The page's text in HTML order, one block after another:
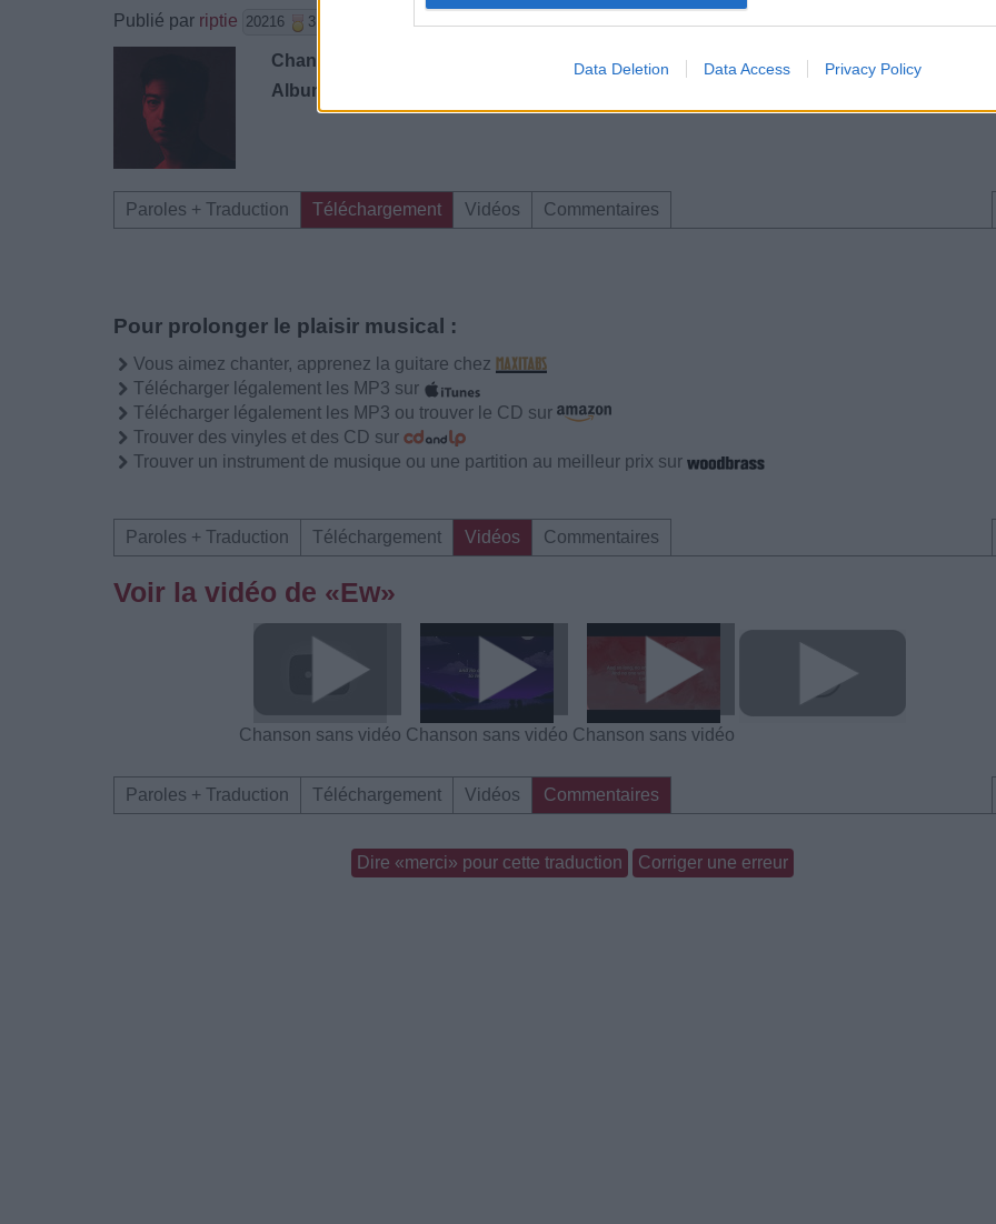
Data Deletion Data Access Privacy Policy
Publié par riptie 20216 3
Chanteurs :
Albums :
Paroles + Traduction Téléchargement Vidéos Commentaires
Pour prolonger le plaisir musical :
Vous aimez chanter, apprenez la guitare chez
Télécharger légalement les MP3 sur
Télécharger légalement les MP3 ou trouver le CD sur
Trouver des vinyles et des CD sur
Trouver un instrument de musique ou une partition au meilleur prix sur
Paroles + Traduction Téléchargement Vidéos Commentaires
Voir la vidéo de «Ew»
Chanson sans vidéo Chanson sans vidéo Chanson sans vidéo
Paroles + Traduction Téléchargement Vidéos Commentaires
Dire «merci» pour cette traduction Corriger une erreur